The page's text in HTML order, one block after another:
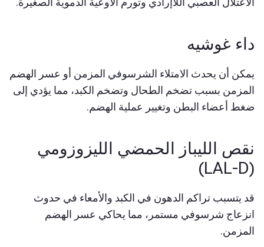
داء غوشيه
يمكن أن يحدث الامتلاء الشرسوفي المزمن أو عسر الهضم
المزمن بسبب تضخم الطحال وتضخم الكبد، مما يؤدي إلى
ضغط أعضاء البطن وتغيير عملية الهضم.
نقص الليباز الحمضي الليزوزومي
(LAL-D)
قد يتسبب تراكم الدهون في الكبد والأمعاء في حدوث
انزعاج شرسوفي مستمر، مما يحاكي عسر الهضم
المزمن.